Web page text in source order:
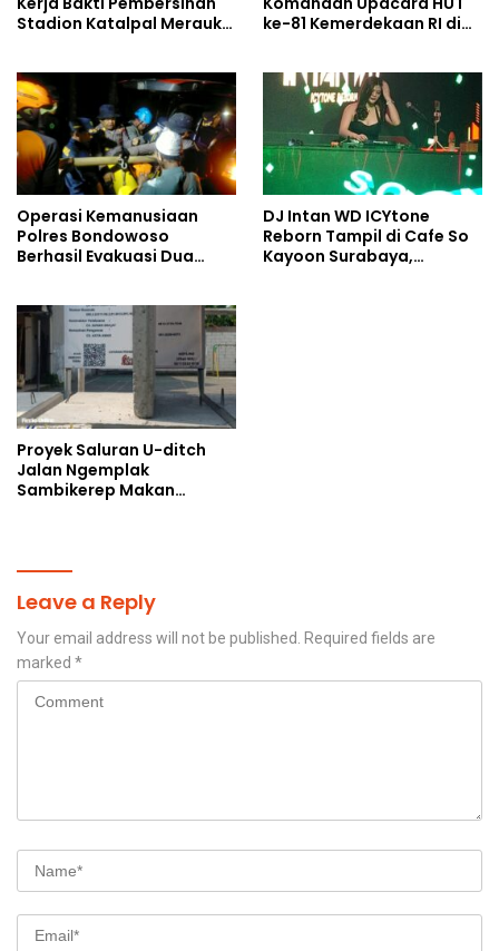
Stadion Katalpal Merauke,
ke-81 Kemerdekaan RI di
Operasi Kemanusiaan
Polres Bondowoso
Berhasil Evakuasi Dua
DJ Intan WD ICYtone
Reborn Tampil di Cafe So
Kayoon Surabaya,
Proyek Saluran U-ditch
Jalan Ngemplak
Sambikerep Makan
Warga
Leave a Reply
Your email address will not be published.
Required fields are
marked *